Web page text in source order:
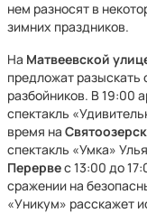
нем разносят в
зимних праздников.
На Матвеевской
предложат
разбойников. В 19:00
спектакль
время на
спектакль «Умка»
Перервес 13:00 до
сражении на
«Уникум» расскажет